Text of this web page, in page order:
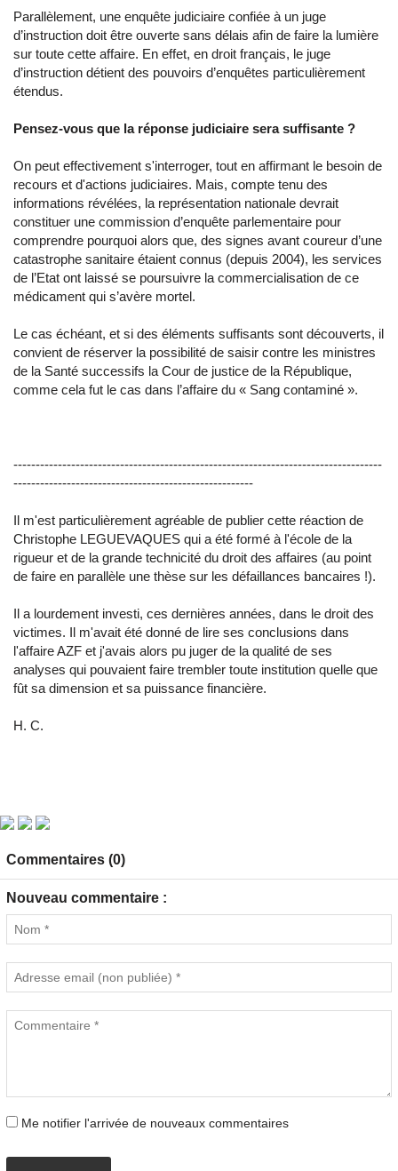
Parallèlement, une enquête judiciaire confiée à un juge
d’instruction doit être ouverte sans délais afin de faire la lumière
sur toute cette affaire. En effet, en droit français, le juge
d’instruction détient des pouvoirs d’enquêtes particulièrement
étendus.
Pensez‐vous que la réponse judiciaire sera suffisante ?
On peut effectivement s'interroger, tout en affirmant le besoin de
recours et d'actions judiciaires. Mais, compte tenu des
informations révélées, la représentation nationale devrait
constituer une commission d’enquête parlementaire pour
comprendre pourquoi alors que, des signes avant coureur d’une
catastrophe sanitaire étaient connus (depuis 2004), les services
de l’Etat ont laissé se poursuivre la commercialisation de ce
médicament qui s’avère mortel.
Le cas échéant, et si des éléments suffisants sont découverts, il
convient de réserver la possibilité de saisir contre les ministres
de la Santé successifs la Cour de justice de la République,
comme cela fut le cas dans l’affaire du « Sang contaminé ».
-----------------------------------------------------------------------------------
------------------------------------------------------
Il m'est particulièrement agréable de publier cette réaction de
Christophe LEGUEVAQUES qui a été formé à l'école de la
rigueur et de la grande technicité du droit des affaires (au point
de faire en parallèle une thèse sur les défaillances bancaires !).
Il a lourdement investi, ces dernières années, dans le droit des
victimes. Il m'avait été donné de lire ses conclusions dans
l'affaire AZF et j'avais alors pu juger de la qualité de ses
analyses qui pouvaient faire trembler toute institution quelle que
fût sa dimension et sa puissance financière.
H. C.
Commentaires (0)
Nouveau commentaire :
Me notifier l'arrivée de nouveaux commentaires